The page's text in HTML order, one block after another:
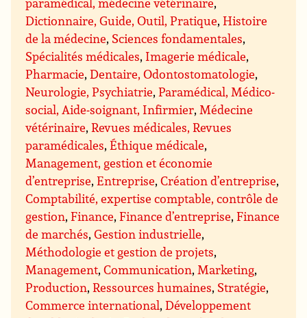
Dictionnaire, Guide, Outil, Pratique,Histoire
de la médecine, Sciences fondamentales,
Spécialités médicales, Imagerie médicale,
Pharmacie,Dentaire, Odontostomatologie,
Neurologie, Psychiatrie,Paramédical, Médico-
social, Aide-soignant, Infirmier, Médecine
vétérinaire,Revues médicales, Revues
paramédicales,Éthique médicale,
Management, gestion et économie
d’entreprise,Entreprise,Création d’entreprise,
Comptabilité, expertise comptable, contrôle de
gestion,Finance,Finance d’entreprise,Finance
de marchés,Gestion industrielle,
Méthodologie et gestion de projets,
Management,Communication, Marketing,
Production,Ressources humaines, Stratégie,
Commerce international,Développement